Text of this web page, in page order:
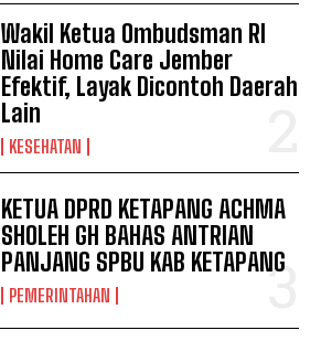
Wakil Ketua Ombudsman RI
Nilai Home Care Jember
Efektif, Layak Dicontoh Daerah
Lain
KESEHATAN
KETUA DPRD KETAPANG ACHMA
SHOLEH GH BAHAS ANTRIAN
PANJANG SPBU KAB KETAPANG
PEMERINTAHAN